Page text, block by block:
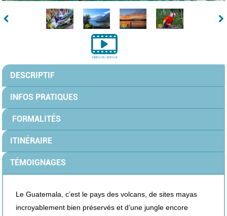
DESCRIPTIF
INFOS PRATIQUES
FORMALITÉS
ITINÉRAIRE
TÉMOIGNAGES
Le Guatemala, c’est le pays des volcans, de sites mayas
incroyablement bien préservés et d’une jungle encore